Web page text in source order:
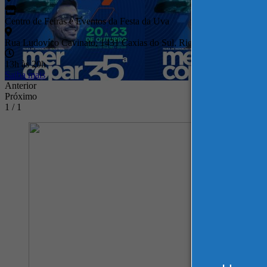
Centro de Feiras e Eventos da Festa da Uva
Rua Ludovíco Cavinato, 1431 Caxias do Sul, Rio Grande do Sul,
13h às 20h
Saiba mais
Anterior
Próximo
1 / 1